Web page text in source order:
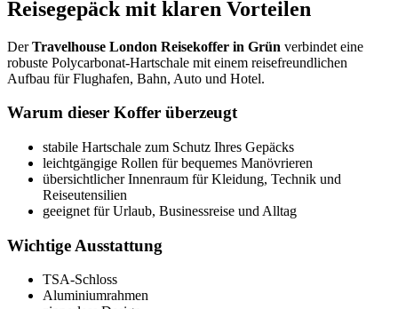
Reisegepäck mit klaren Vorteilen
DerTravelhouse London Reisekoffer in Grün verbindet eine
robuste Polycarbonat-Hartschale mit einem reisefreundlichen
Aufbau für Flughafen, Bahn, Auto und Hotel.
Warum dieser Koffer überzeugt
stabile Hartschale zum Schutz Ihres Gepäcks
leichtgängige Rollen für bequemes Manövrieren
übersichtlicher Innenraum für Kleidung, Technik und
Reiseutensilien
geeignet für Urlaub, Businessreise und Alltag
Wichtige Ausstattung
TSA-Schloss
Aluminiumrahmen